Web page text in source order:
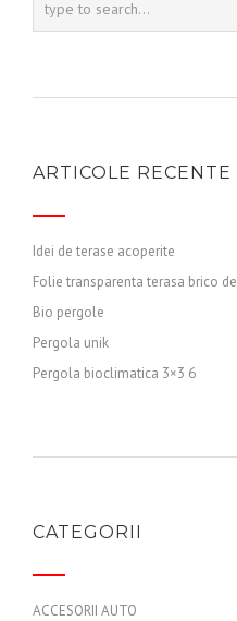
ARTICOLE RECENTE
Idei de terase acoperite
Folie transparenta terasa brico
Bio pergole
Pergola unik
Pergola bioclimatica 3×3 6
CATEGORII
ACCESORII AUTO